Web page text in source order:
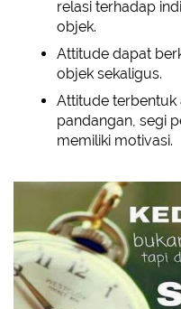
relasi terhadap
objek.
Attitude dapat
objek sekaligus.
Attitude terbentuk
pandangan, segi
memiliki motivasi.